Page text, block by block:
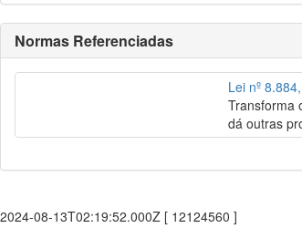
Normas Referenciadas
Lei nº
Transforma
dá outras
2024-08-13T02:19:52.000Z [ 12124560 ]